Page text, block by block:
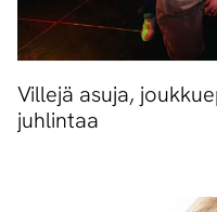
Villejä asuja,
juhlintaa